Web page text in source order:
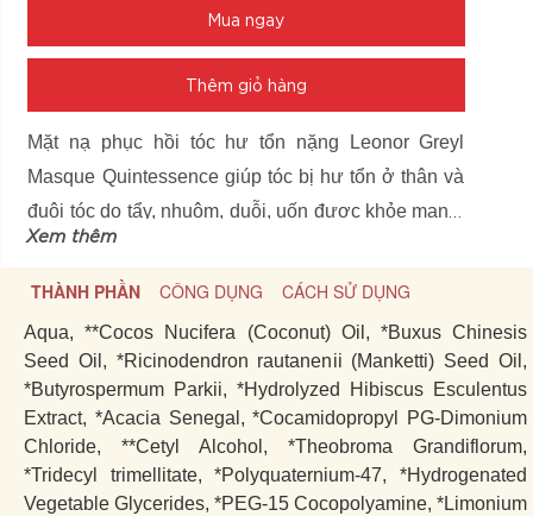
Mua ngay
Thêm giỏ hàng
Mặt nạ phục hồi tóc hư tổn nặng Leonor Greyl
Masque Quintessence giúp tóc bị hư tổn ở thân và
đuôi tóc do tẩy, nhuộm, duỗi, uốn được khỏe mạnh,
tràn đầy sức sống, không còn khô xơ và gãy ngọn.
Xem thêm
THÀNH PHẦN CÔNG DỤNG CÁCH SỬ DỤNG
Aqua, **Cocos Nucifera (Coconut) Oil, *Buxus Chinesis
Seed Oil, *Ricinodendron rautanenii (Manketti) Seed Oil,
*Butyrospermum Parkii, *Hydrolyzed Hibiscus Esculentus
Extract, *Acacia Senegal, *Cocamidopropyl PG-Dimonium
Chloride, **Cetyl Alcohol, *Theobroma Grandiflorum,
*Tridecyl trimellitate, *Polyquaternium-47, *Hydrogenated
Vegetable Glycerides, *PEG-15 Cocopolyamine, *Limonium